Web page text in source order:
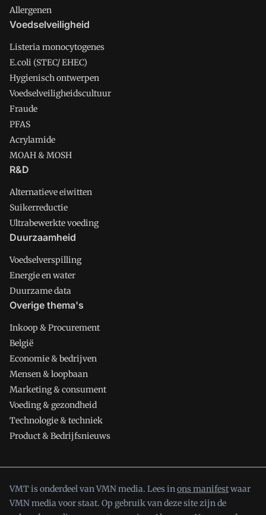
Allergenen
Voedselveiligheid
Listeria monocytogenes
E.coli (STEC/ EHEC)
Hygienisch ontwerpen
Voedselveiligheidscultuur
Fraude
PFAS
Acrylamide
MOAH & MOSH
R&D
Alternatieve eiwitten
Suikerreductie
Ultrabewerkte voeding
Duurzaamheid
Voedselverspilling
Energie en water
Duurzame data
Overige thema's
Inkoop & Procurement
België
Economie & bedrijven
Mensen & loopbaan
Marketing & consument
Voeding & gezondheid
Technologie & techniek
Product & Bedrijfsnieuws
VMT is onderdeel van VMN media. Lees inons manifestwaar
VMN media voor staat. Op gebruik van deze site zijn de